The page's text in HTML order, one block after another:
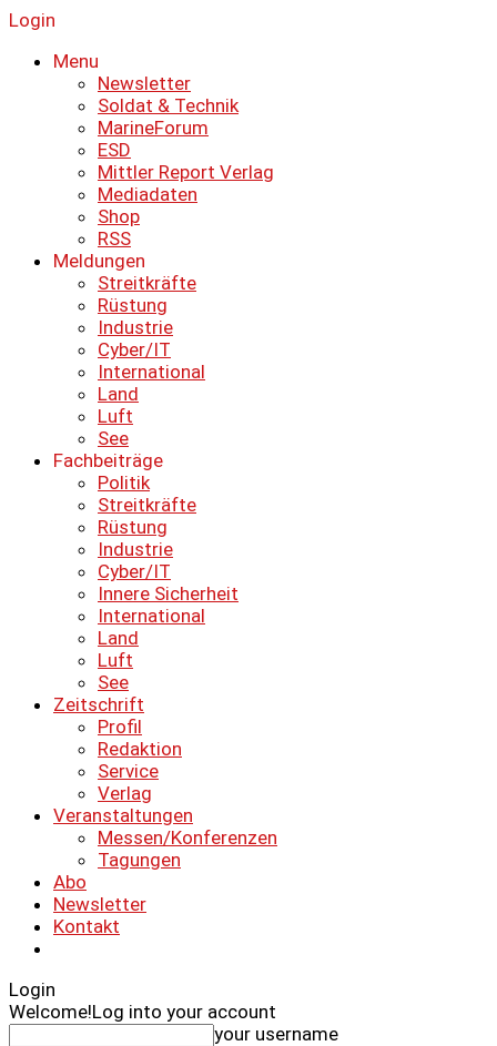
Login
Menu
Newsletter
Soldat & Technik
MarineForum
ESD
Mittler Report Verlag
Mediadaten
Shop
RSS
Meldungen
Streitkräfte
Rüstung
Industrie
Cyber/IT
International
Land
Luft
See
Fachbeiträge
Politik
Streitkräfte
Rüstung
Industrie
Cyber/IT
Innere Sicherheit
International
Land
Luft
See
Zeitschrift
Profil
Redaktion
Service
Verlag
Veranstaltungen
Messen/Konferenzen
Tagungen
Abo
Newsletter
Kontakt
Login
Welcome!Log into your account
your username